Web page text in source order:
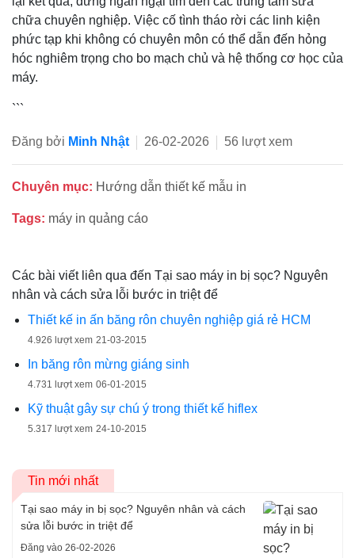
chữa chuyên nghiệp. Việc cố tình tháo rời các linh kiện
phức tạp khi không có chuyên môn có thể dẫn đến hỏng
hóc nghiêm trọng cho bo mạch chủ và hệ thống cơ học của
máy.
```
Đăng bởi Minh Nhật 26-02-2026 56 lượt xem
Chuyên mục: Hướng dẫn thiết kế mẫu in
Tags: máy in quảng cáo
Các bài viết liên qua đến Tại sao máy in bị sọc? Nguyên
nhân và cách sửa lỗi bước in triệt để
Thiết kế in ấn băng rôn chuyên nghiệp giá rẻ HCM
4.926 lượt xem 21-03-2015
In băng rôn mừng giáng sinh
4.731 lượt xem 06-01-2015
Kỹ thuật gây sự chú ý trong thiết kế hiflex
5.317 lượt xem 24-10-2015
Tin mới nhất
Tại sao máy in bị sọc? Nguyên nhân và cách
sửa lỗi bước in triệt để
Đăng vào 26-02-2026